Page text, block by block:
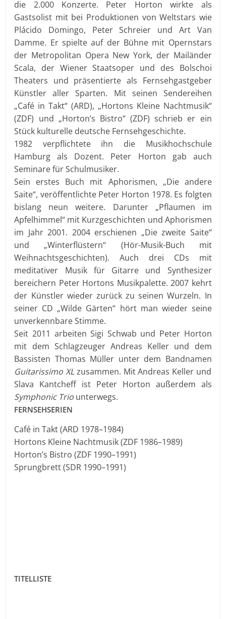
die 2.000 Konzerte. Peter Horton wirkte als
Gastsolist mit bei Produktionen von Weltstars wie
Plácido Domingo, Peter Schreier und Art Van
Damme. Er spielte auf der Bühne mit Opernstars
der Metropolitan Opera New York, der Mailänder
Scala, der Wiener Staatsoper und des Bolschoi
Theaters und präsentierte als Fernsehgastgeber
Künstler aller Sparten. Mit seinen Sendereihen
„Café in Takt“ (ARD), „Hortons Kleine Nachtmusik“
(ZDF) und „Horton’s Bistro“ (ZDF) schrieb er ein
Stück kulturelle deutsche Fernsehgeschichte.
1982 verpflichtete ihn die Musikhochschule
Hamburg als Dozent. Peter Horton gab auch
Seminare für Schulmusiker.
Sein erstes Buch mit Aphorismen, „Die andere
Saite“, veröffentlichte Peter Horton 1978. Es folgten
bislang neun weitere. Darunter „Pflaumen im
Apfelhimmel“ mit Kurzgeschichten und Aphorismen
im Jahr 2001. 2004 erschienen „Die zweite Saite“
und „Winterflüstern“ (Hör-Musik-Buch mit
Weihnachtsgeschichten). Auch drei CDs mit
meditativer Musik für Gitarre und Synthesizer
bereichern Peter Hortons Musikpalette. 2007 kehrt
der Künstler wieder zurück zu seinen Wurzeln. In
seiner CD „Wilde Gärten“ hört man wieder seine
unverkennbare Stimme.
Seit 2011 arbeiten Sigi Schwab und Peter Horton
mit dem Schlagzeuger Andreas Keller und dem
Bassisten Thomas Müller unter dem Bandnamen
Guitarissimo XL zusammen. Mit Andreas Keller und
Slava Kantcheff ist Peter Horton außerdem als
Symphonic Trio unterwegs.
FERNSEHSERIEN
Café in Takt (ARD 1978–1984)
Hortons Kleine Nachtmusik (ZDF 1986–1989)
Horton’s Bistro (ZDF 1990–1991)
Sprungbrett (SDR 1990–1991)
TITELLISTE